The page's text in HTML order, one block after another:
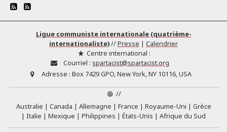
Ligue communiste internationale (quatrième-
internationaliste)//Presse | Calendrier
Centre international :
Courriel : spartacist@spartacist.org
Adresse : Box 7429 GPO, New York, NY 10116, USA
//
Australie
Canada Allemagne France Royaume-Uni
Grèce
Italie
Mexique Philippines États-Unis
Afrique du Sud